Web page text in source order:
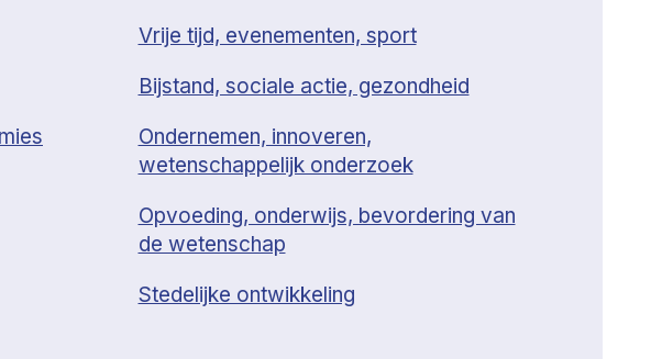
Vrije tijd, evenementen, sport
Bijstand, sociale actie, gezondheid
Ondernemen, innoveren,
wetenschappelijk onderzoek
Opvoeding, onderwijs, bevordering van
de wetenschap
Stedelijke ontwikkeling